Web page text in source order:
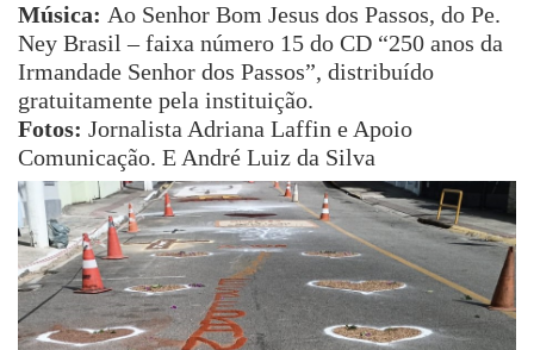
Música: Ao Senhor Bom Jesus dos Passos, do Pe.
Ney Brasil – faixa número 15 do CD “250 anos da
Irmandade Senhor dos Passos”, distribuído
gratuitamente pela instituição.
Fotos: Jornalista Adriana Laffin e Apoio
Comunicação. E André Luiz da Silva